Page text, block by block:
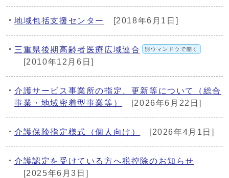
地域包括支援センター [2018年6月1日]
三重県後期高齢者医療広域連合 別ウィンドウで開く
[2010年12月6日]
介護サービス事業所の指定、更新等について（総合
事業・地域密着型事業等）
[2026年6月22日]
介護保険指定様式（個人向け） [2026年4月1日]
介護認定を受けている方へ税控除のお知らせ
[2025年6月3日]